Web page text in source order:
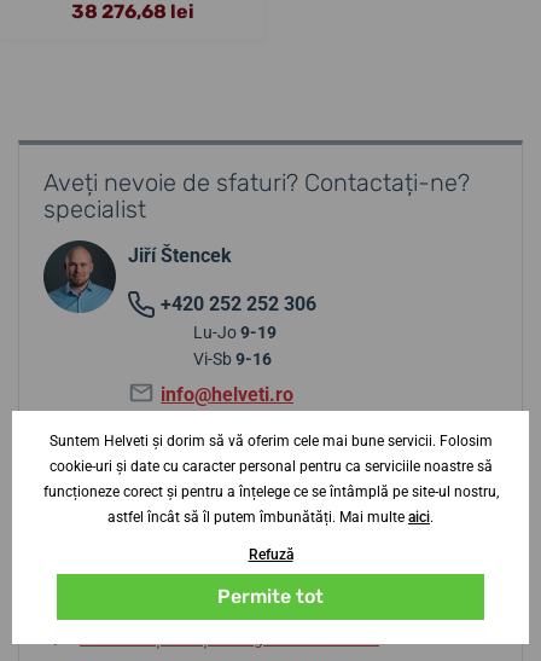
38 276,68 lei
Aveți nevoie de sfaturi? Contactați-ne?
specialist
Jiří Štencek
+420 252 252 306
Lu-Jo9-19
Vi-Sb 9-16
info@helveti.ro
Sfaturi de la centrul de consiliere
Baterie sau automatic? Avantaje și dezavantaje
Dicționar de termeni
Suntem Helveti și dorim să vă oferim cele mai bune servicii. Folosim
cookie-uri și date cu caracter personal pentru ca serviciile noastre să
funcționeze corect și pentru a înțelege ce se întâmplă pe site-ul nostru,
astfel încât să îl putem îmbunătăți. Mai multe aici.
Refuză
Permite tot